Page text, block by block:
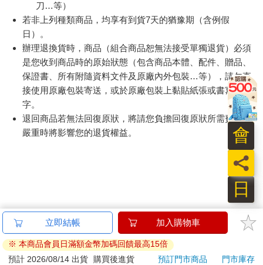
刀…等）
若非上列種類商品，均享有到貨7天的猶豫期（含例假
日）。
辦理退換貨時，商品（組合商品恕無法接受單獨退貨）必須
是您收到商品時的原始狀態（包含商品本體、配件、贈品、
保證書、所有附隨資料文件及原廠內外包裝…等），請勿直
接使用原廠包裝寄送，或於原廠包裝上黏貼紙張或書寫文
字。
退回商品若無法回復原狀，將請您負擔回復原狀所需費用，
嚴重時將影響您的退貨權益。
立即結帳 加入購物車
※ 本商品會員日滿額金幣加碼回饋最高15倍
預計 2026/08/14 出貨
購買後進貨 預訂門市商品 門市庫存
日
員
會